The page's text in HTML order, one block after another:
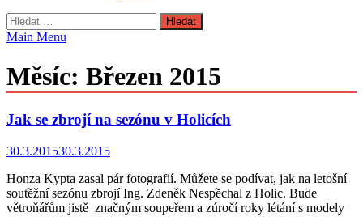
Vyhledávání
Main Menu
Měsíc: Březen 2015
Jak se zbrojí na sezónu v Holicích
30.3.201530.3.2015
Honza Kypta zasal pár fotografií. Můžete se podívat, jak na letošní
soutěžní sezónu zbrojí Ing. Zdeněk Nespěchal z Holic. Bude
větroňářům jistě značným soupeřem a zúročí roky létání s modely